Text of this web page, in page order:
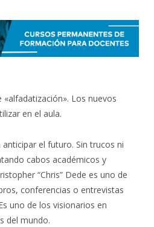
Los nuevos
en el aula.
el futuro. Sin trucos ni
cabos académicos y
“Chris” Dede es uno de
conferencias o entrevistas
uno de los visionarios en
del mundo.